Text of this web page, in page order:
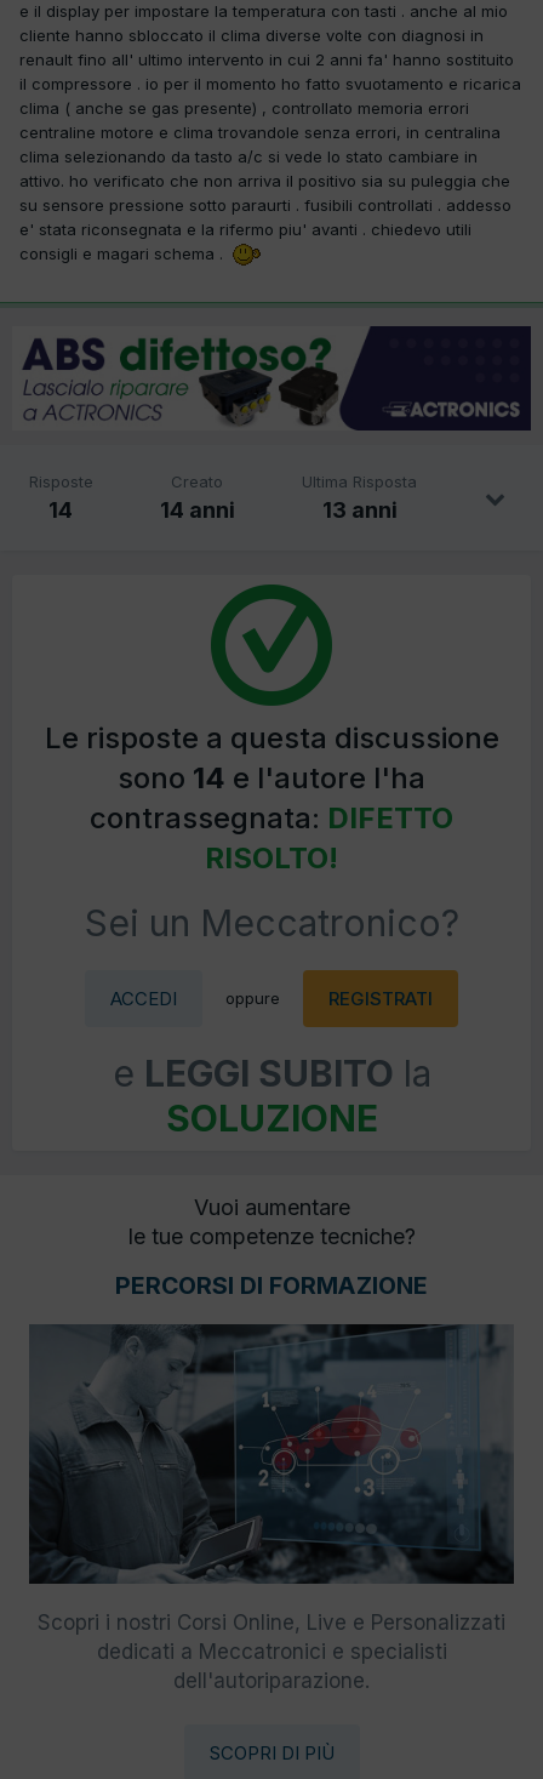
e il display per impostare la temperatura con tasti . anche al mio
cliente hanno sbloccato il clima diverse volte con diagnosi in
renault fino all' ultimo intervento in cui 2 anni fa' hanno sostituito
il compressore . io per il momento ho fatto svuotamento e ricarica
clima ( anche se gas presente) , controllato memoria errori
centraline motore e clima trovandole senza errori, in centralina
clima selezionando da tasto a/c si vede lo stato cambiare in
attivo. ho verificato che non arriva il positivo sia su puleggia che
su sensore pressione sotto paraurti . fusibili controllati . addesso
e' stata riconsegnata e la rifermo piu' avanti . chiedevo utili
consigli e magari schema .
Risposte
14
Creato
14 anni
Ultima Risposta
13 anni
Le risposte a questa discussione
sono 14 e l'autore l'ha
contrassegnata: DIFETTO
RISOLTO!
Sei un Meccatronico?
ACCEDI oppure REGISTRATI
e LEGGI SUBITO la
SOLUZIONE
Vuoi aumentare
le tue competenze tecniche?
PERCORSI DI FORMAZIONE
Scopri i nostri Corsi Online, Live e Personalizzati
dedicati a Meccatronici e specialisti
dell'autoriparazione.
SCOPRI DI PIÙ